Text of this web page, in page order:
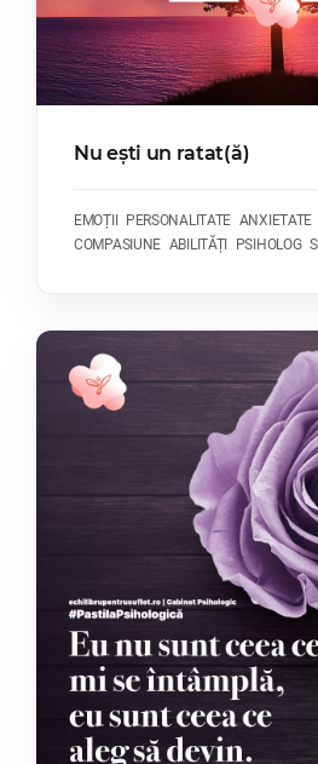
Nu ești un ratat(ă)
EMOȚII PERSONALITATE ANXIETATE
COMPASIUNE ABILITĂȚI PSIHOLOG